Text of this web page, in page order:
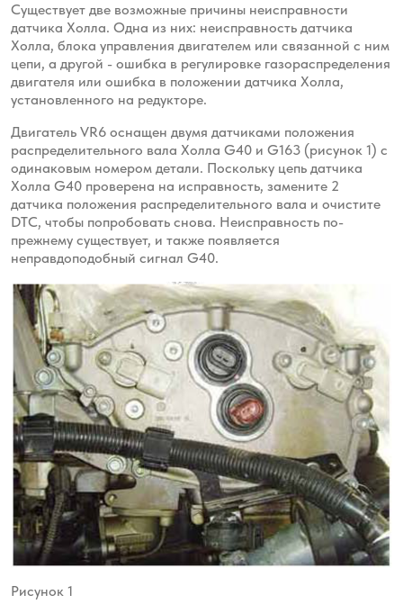
Существует две возможные причины неисправности
датчика Холла. Одна из них: неисправность датчика
Холла, блока управления двигателем или связанной с ним
цепи, а другой - ошибка в регулировке газораспределения
двигателя или ошибка в положении датчика Холла,
установленного на редукторе.
Двигатель VR6 оснащен двумя датчиками положения
распределительного вала Холла G40 и G163 (рисунок 1) с
одинаковым номером детали. Поскольку цепь датчика
Холла G40 проверена на исправность, замените 2
датчика положения распределительного вала и очистите
DTC, чтобы попробовать снова. Неисправность по-
прежнему существует, и также появляется
неправдоподобный сигнал G40.
Рисунок 1